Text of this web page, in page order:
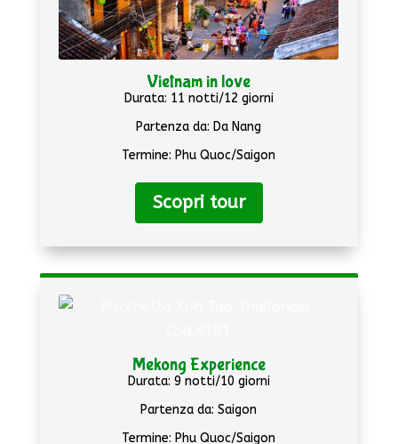
Vietnam in love
Durata: 11 notti/12 giorni
Partenza da: Da Nang
Termine: Phu Quoc/Saigon
Scopri tour
Mekong Experience
Durata: 9 notti/10 giorni
Partenza da: Saigon
Termine: Phu Quoc/Saigon